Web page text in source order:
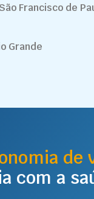
Francisco de
Grande
de
com a